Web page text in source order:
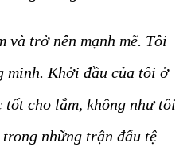
và trở nên mạnh mẽ. Tôi
minh. Khởi đầu của tôi ở
tốt cho lắm, không như tôi
những trận đấu tệ